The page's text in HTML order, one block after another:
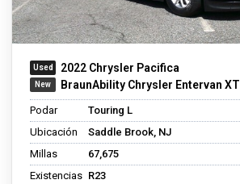
2022 Chrysler Pacifica
BraunAbility Chrysler Entervan XT
Podar
Touring L
Ubicación
Saddle Brook, NJ
Millas
67,675
Existencias R23